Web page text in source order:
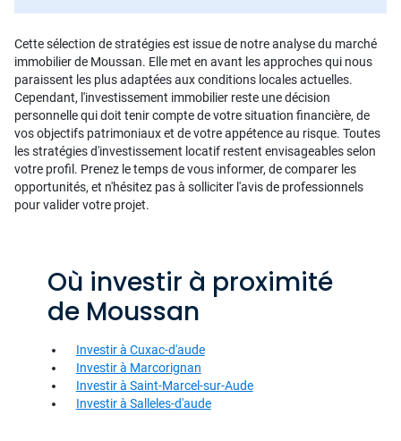
Cette sélection de stratégies est issue de notre analyse du marché
immobilier de Moussan. Elle met en avant les approches qui nous
paraissent les plus adaptées aux conditions locales actuelles.
Cependant, l'investissement immobilier reste une décision
personnelle qui doit tenir compte de votre situation financière, de
vos objectifs patrimoniaux et de votre appétence au risque. Toutes
les stratégies d'investissement locatif restent envisageables selon
votre profil. Prenez le temps de vous informer, de comparer les
opportunités, et n'hésitez pas à solliciter l'avis de professionnels
pour valider votre projet.
Où investir à proximité
de Moussan
Investir à Cuxac-d'aude
Investir à Marcorignan
Investir à Saint-Marcel-sur-Aude
Investir à Salleles-d'aude